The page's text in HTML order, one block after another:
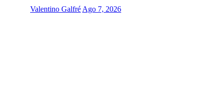
Valentino GalfréAgo 7, 2026